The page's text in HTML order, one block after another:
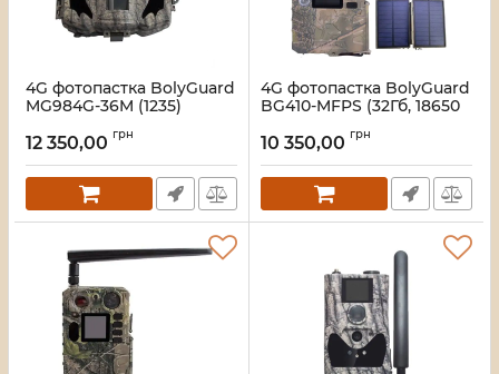
4G фотопастка BolyGuard
MG984G-36M (1235)
12 350,00 грн
4G фотопастка BolyGuard
BG410-MFPS (32Гб, 18650
Артикул:34_614001299
10 350,00 грн